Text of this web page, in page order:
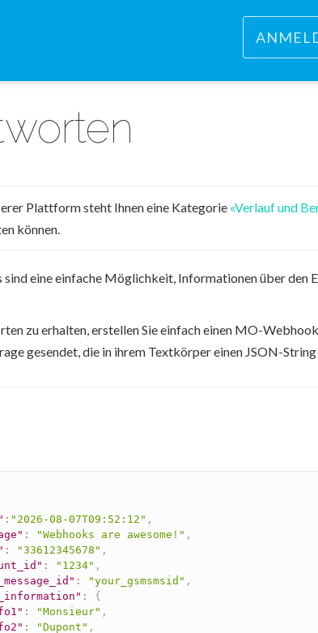
Plattform steht Ihnen eine Kategorie «Verlauf und
können.
eine einfache Möglichkeit, Informationen über den
zu erhalten, erstellen Sie einfach einen MO-
gesendet, die in ihrem Textkörper einen JSON-
: "2026-08-07T09:52:12" ,
: "Webhooks are awesome!" ,
: "33612345678" ,
: "1234" ,
: "your_gsmsmsid" ,
:
{
: "Monsieur" ,
: "Dupont" ,